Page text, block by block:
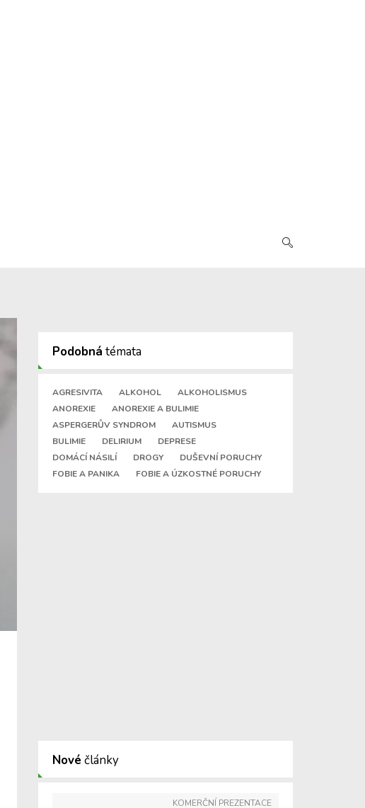
Podobná témata
AGRESIVITA ALKOHOL
ALKOHOLISMUS
ANOREXIE
ANOREXIE A BULIMIE
ASPERGERŮV SYNDROM
AUTISMUS
BULIMIE
DELIRIUM
DEPRESE
DOMÁCÍ NÁSILÍ
DROGY
DUŠEVNÍ PORUCHY
FOBIE A PANIKA
FOBIE A ÚZKOSTNÉ PORUCHY
Nové články
KOMERČNÍ PREZENTACE